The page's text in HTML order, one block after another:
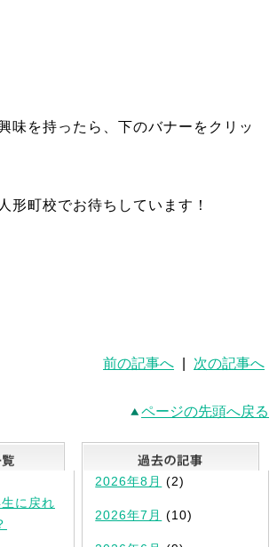
味を持ったら、下のバナーをクリッ
形町校でお待ちしています！
前の記事へ 次の記事へ
ページの先頭へ戻る
最新記事一覧
に戻れ
2026年8月 (2)
2026年7月 (10)